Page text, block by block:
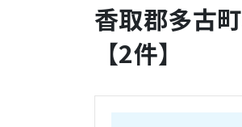
香取郡多古町
【2件】